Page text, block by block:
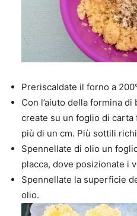
Preriscaldate il forno a
Con l’aiuto della formina
create su un foglio di
più di un cm. Più sottili
Spennellate di olio un
placca, dove posizionate i
Spennellate la superficie
olio.